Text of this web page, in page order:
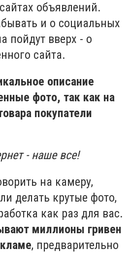
объявлений.
и о социальных
пойдут вверх - о
сайта.
описание
фото, так как на
покупатели
- наше все!
на камеру,
делать крутые фото,
как раз для вас.
миллионы гривен
, предварительно